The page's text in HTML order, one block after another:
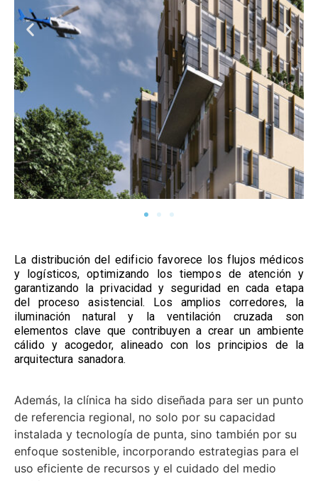
La distribución del edificio favorece los flujos médicos
y logísticos, optimizando los tiempos de atención y
garantizando la privacidad y seguridad en cada etapa
del proceso asistencial. Los amplios corredores, la
iluminación natural y la ventilación cruzada son
elementos clave que contribuyen a crear un ambiente
cálido y acogedor, alineado con los principios de la
arquitectura sanadora.
Además, la clínica ha sido diseñada para ser un punto
de referencia regional, no solo por su capacidad
instalada y tecnología de punta, sino también por su
enfoque sostenible, incorporando estrategias para el
uso eficiente de recursos y el cuidado del medio